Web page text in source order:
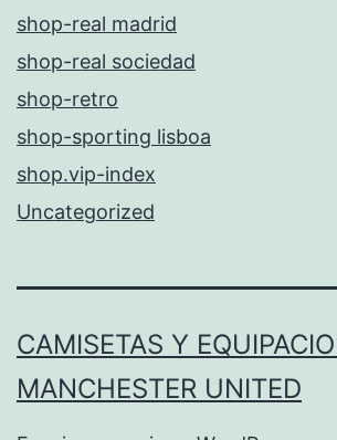
shop-real madrid
shop-real sociedad
shop-retro
shop-sporting lisboa
shop.vip-index
Uncategorized
CAMISETAS Y
MANCHESTER UNITED